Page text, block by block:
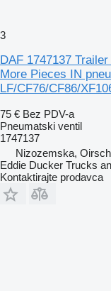
3
DAF 1747137
More Pieces IN
LF/CF76/CF86/
75 € Bez PDV-a
Pneumatski ventil
1747137
Nizozemska,
Eddie Ducker Trucks
Kontaktirajte prodavca